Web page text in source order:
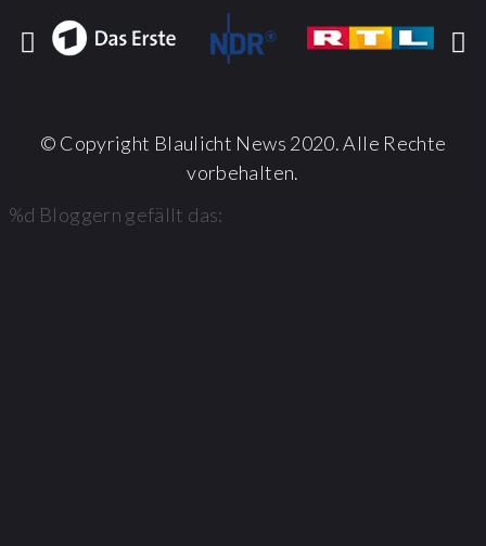
© Copyright Blaulicht News 2020. Alle Rechte
vorbehalten.
%d Bloggern gefällt das: